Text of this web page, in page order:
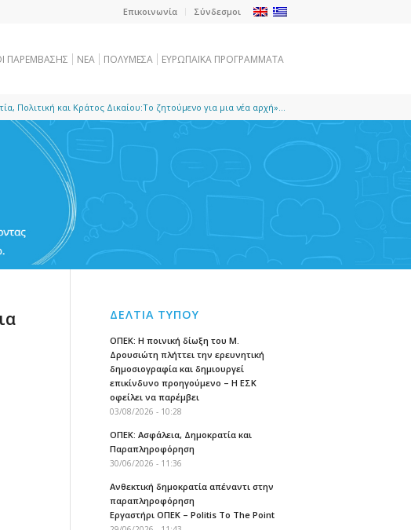
Επικοινωνία Σύνδεσμοι
ΠΑΡΕΜΒΑΣΗΣ NEA ΠΟΛΥΜΕΣΑ ΕΥΡΩΠΑΪΚΑ ΠΡΟΓΡΑΜΜΑΤΑ
Πολιτική και Κράτος Δικαίου:Το ζητούμενο για μια νέα αρχή»...
ΔΕΛΤΙΑ ΤΥΠΟΥ
ΟΠΕΚ: Η ποινική δίωξη του Μ.
Δρουσιώτη πλήττει την ερευνητική
δημοσιογραφία και δημιουργεί
επικίνδυνο προηγούμενο – Η ΕΣΚ
οφείλει να παρέμβει
03/08/2026 - 10:28
ΟΠΕΚ: Ασφάλεια, Δημοκρατία και
Παραπληροφόρηση
30/06/2026 - 11:36
Ανθεκτική δημοκρατία απέναντι στην
παραπληροφόρηση
Εργαστήρι ΟΠΕΚ – Politis To The Point